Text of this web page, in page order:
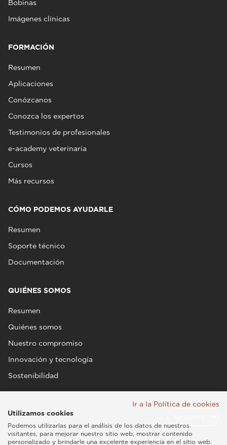
Bobinas
Imágenes clínicas
FORMACIÓN
Resumen
Aplicaciones
Conózcanos
Conozca los expertos
Testimonios de profesionales
e-academy veterinaria
Cursos
Más recursos
CÓMO PODEMOS AYUDARLE
Resumen
Soporte técnico
Documentación
QUIÉNES SOMOS
Resumen
Quiénes somos
Nuestro compromiso
Innovación y tecnología
Sostenibilidad
Ir a la Política de cookies
Utilizamos cookies
Podemos utilizarlas para el análisis de los datos de nuestros
visitantes, para mejorar nuestro sitio web, mostrar contenido
personalizado y brindarle una excelente experiencia en el sitio web.